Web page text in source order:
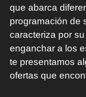
que abarca
programación de
caracteriza por
enganchar a los
te presentamos
ofertas que